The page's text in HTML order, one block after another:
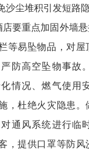
沙尘堆积引发短路隐
店要重点加固外墙
等易坠物品，对屋
防高空坠物事故
情况、燃气使用
，杜绝火灾隐患。
通风系统进行临
，提供口罩等防